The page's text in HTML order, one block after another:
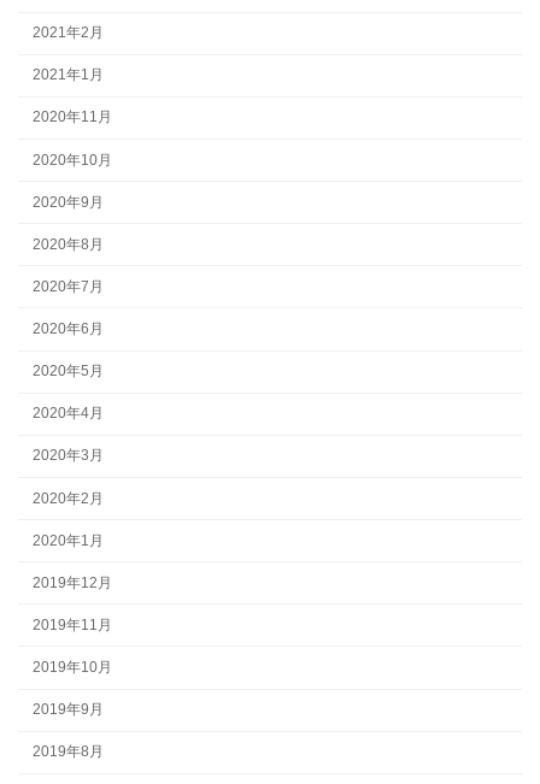
2021年2月
2021年1月
2020年11月
2020年10月
2020年9月
2020年8月
2020年7月
2020年6月
2020年5月
2020年4月
2020年3月
2020年2月
2020年1月
2019年12月
2019年11月
2019年10月
2019年9月
2019年8月